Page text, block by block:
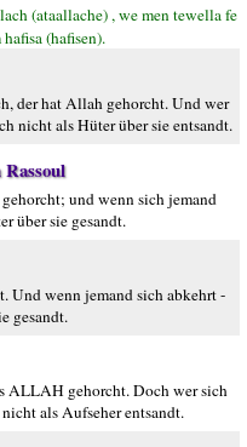
(ataallache) , we men tewella fe
(hafisen).
der hat Allah gehorcht. Und wer
nicht als Hüter über sie entsandt.
und wenn sich jemand
über sie gesandt.
Und wenn jemand sich abkehrt -
gesandt.
ALLAH gehorcht. Doch wer sich
als Aufseher entsandt.